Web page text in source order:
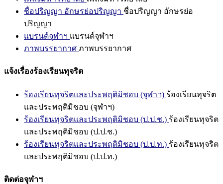
ชื่อปริญญา อักษรย่อปริญญา ชื่อปริญญา อักษรย่อ
ปริญญา
แบรนด์จุฬาฯ แบรนด์จุฬาฯ
ภาพบรรยากาศ ภาพบรรยากาศ
แจ้งเรื่องร้องเรียนทุจริต
ร้องเรียนทุจริตและประพฤติมิชอบ (จุฬาฯ) ร้องเรียนทุจริต
และประพฤติมิชอบ (จุฬาฯ)
ร้องเรียนทุจริตและประพฤติมิชอบ (ป.ป.ช.) ร้องเรียนทุจริต
และประพฤติมิชอบ (ป.ป.ช.)
ร้องเรียนทุจริตและประพฤติมิชอบ (ป.ป.ท.) ร้องเรียนทุจริต
และประพฤติมิชอบ (ป.ป.ท.)
ติดต่อจุฬาฯ